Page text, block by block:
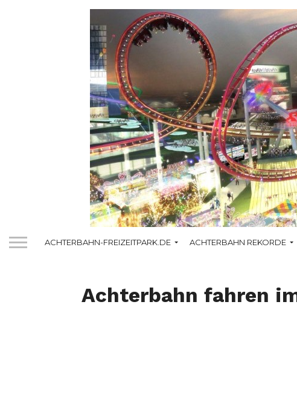
ACHTERBAHN-FREIZEITPARK.DE ACHTERBAHN REKORDE
Achterbahn fahren